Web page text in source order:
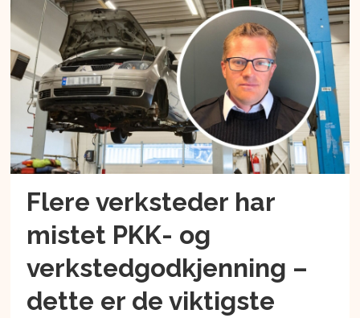
Flere verksteder har
mistet PKK- og
verkstedgodkjenning –
dette er de viktigste